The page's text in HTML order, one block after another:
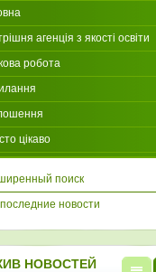
агенція з якості освіти
робота
цікаво
поиск
новости
НОВОСТЕЙ